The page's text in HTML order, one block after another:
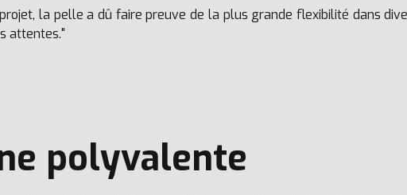
la pelle a dû faire preuve de la plus grande flexibilité dans
attentes."
polyvalente